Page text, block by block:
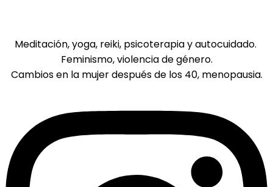
Meditación, yoga, reiki, psicoterapia y autocuidado.
Feminismo, violencia de género.
Cambios en la mujer después de los 40, menopausia.